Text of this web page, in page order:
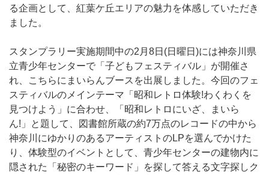
る企画として、紅葉ケ丘エリアの魅力を体感していただき
ました。
スタンプラリー実施期間中の2月8日(日曜日)には神奈川県
立青少年センターで「子どもフェスティバル」が開催さ
れ、こちらにまいらんブースを出展しました。今回のフェ
スティバルのメインテーマ「昭和レトロ体験!わくわくを
見つけよう」に合わせ、「昭和レトロにいざ、まいら
ん!」と題して、図書館所蔵の約7万点のレコードの中から
神奈川にゆかりのあるアーティストのLPを選んでかけた
り、体験型のイベントとして、青少年センターの建物内に
隠された「秘密のキーワード」を探して答える文字探しク